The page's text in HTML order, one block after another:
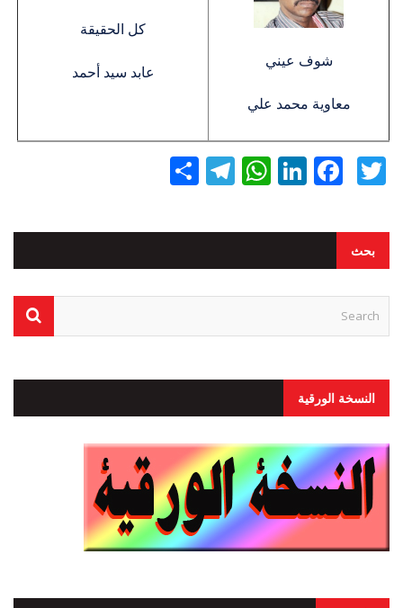
شوف عيني
معاوية محمد علي
كل الحقيقة
عابد سيد أحمد
Twitter
Facebook
LinkedIn
WhatsApp
Telegram
بحث
النسخة الورقية